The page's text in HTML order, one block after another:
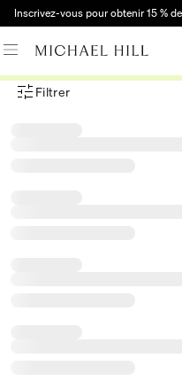
Inscrivez-vous pour obtenir 15 %
Menu des filtres d'articles
Filtrer